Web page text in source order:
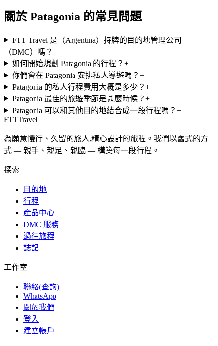
關於 Patagonia 的常見問題
FTT Travel 是（Argentina）持牌的目的地管理公司
（DMC）嗎？ +
如何開始規劃 Patagonia 的行程？ +
你們會在 Patagonia 安排私人導遊嗎？ +
Patagonia 的私人行程費用大概是多少？ +
Patagonia 最佳的旅遊季節是甚麼時候？ +
Patagonia 可以和其他目的地結合成一段行程嗎？ +
FTTTravel
為願意慢行、久留的旅人,精心設計的旅程。我們以舊式的方
式 — 親手、親足、親臨 — 構築每一段行程。
探索
目的地
行程
產品中心
DMC 服務
過往旅程
誌記
工作室
聯絡(查詢)
WhatsApp
關於我們
登入
建立帳戶